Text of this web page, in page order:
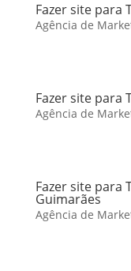
Fazer site para
Agência de
Fazer site para
Agência de
Fazer site para
Guimarães
Agência de